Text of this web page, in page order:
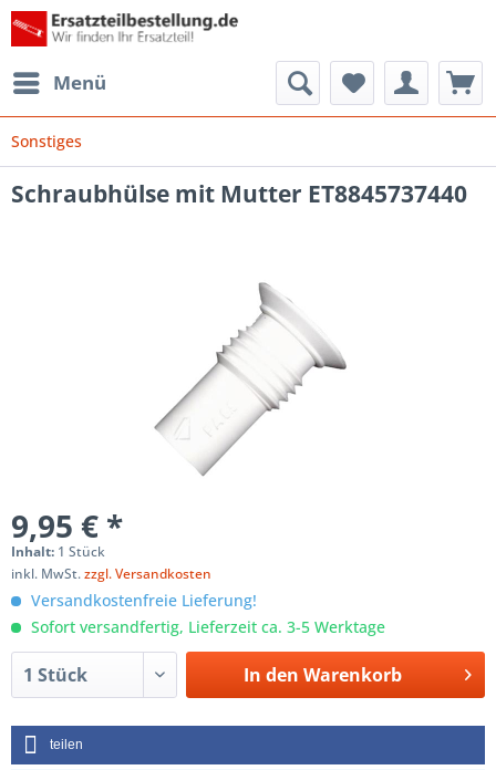
Menü
Sonstiges
Schraubhülse mit Mutter ET8845737440
9,95 € *
Inhalt: 1 Stück
inkl. MwSt.zzgl. Versandkosten
Versandkostenfreie Lieferung!
Sofort versandfertig, Lieferzeit ca. 3-5 Werktage
In den Warenkorb
teilen